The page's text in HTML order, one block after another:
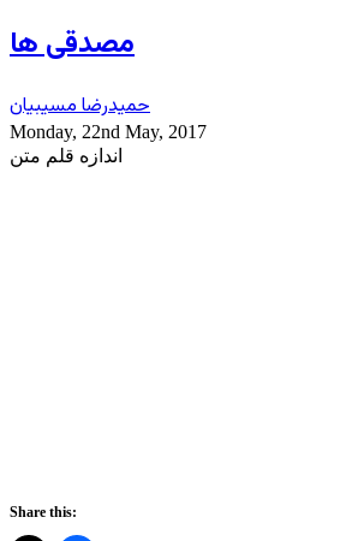
مصدقی ها
حمید‌رضا مسیبیان
Monday, 22nd May, 2017
اندازه قلم متن
Share this: